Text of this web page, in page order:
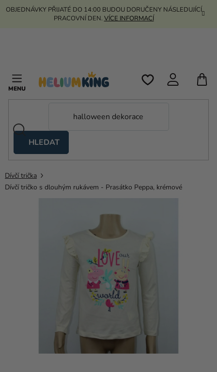
Přejít
OBJEDNÁVKY PŘIJATÉ DO 14:00 BUDOU DORUČENY NÁSLEDUJÍCÍ
PRACOVNÍ DEN. VÍCE INFORMACÍ
HLEDAT
stany
Kanekalon
Dívčí trička
Dívčí tričko s dlouhým rukávem - Prasátko Peppa, krémové